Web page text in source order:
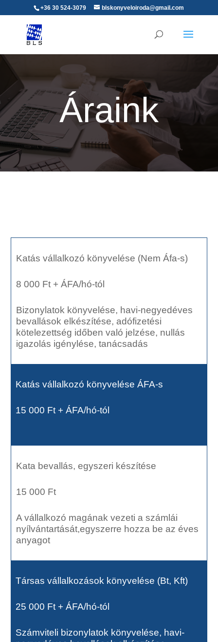
+36 30 524-3079 blskonyveloiroda@gmail.com
Áraink
Katás vállalkozó könyvelése (Nem Áfa-s)
8 000 Ft + ÁFA/hó-tól
Bizonylatok könyvelése, havi-negyedéves
bevallások elkészítése, adófizetési
kötelezettség időben való jelzése, nullás
igazolás igénylése, tanácsadás
Katás vállalkozó könyvelése ÁFA-s
15 000 Ft + ÁFA/hó-tól
Kata bevallás, egyszeri készítése
15 000 Ft
A vállalkozó magának vezeti a számlái
nyílvántartását,egyszerre hozza be az éves
anyagot
Társas vállalkozások könyvelése (Bt, Kft)
25 000 Ft + ÁFA/hó-tól
Számviteli bizonylatok könyvelése, havi-